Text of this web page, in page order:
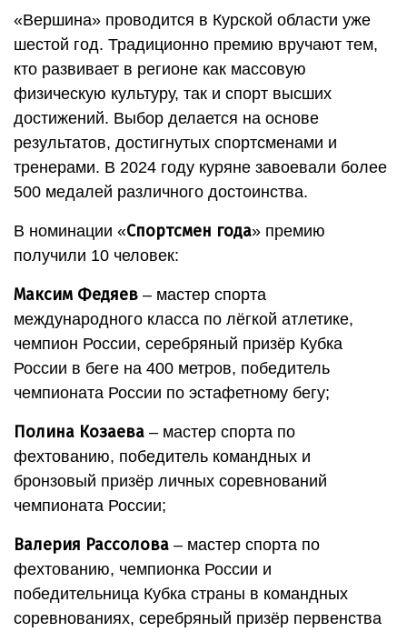
«Вершина» проводится в Курской области уже
шестой год. Традиционно премию вручают тем,
кто развивает в регионе как массовую
физическую культуру, так и спорт высших
достижений. Выбор делается на основе
результатов, достигнутых спортсменами и
тренерами. В 2024 году куряне завоевали более
500 медалей различного достоинства.
В номинации «Спортсмен года» премию
получили 10 человек:
Максим Федяев – мастер спорта
международного класса по лёгкой атлетике,
чемпион России, серебряный призёр Кубка
России в беге на 400 метров, победитель
чемпионата России по эстафетному бегу;
Полина Козаева – мастер спорта по
фехтованию, победитель командных и
бронзовый призёр личных соревнований
чемпионата России;
Валерия Рассолова – мастер спорта по
фехтованию, чемпионка России и
победительница Кубка страны в командных
соревнованиях, серебряный призёр первенства